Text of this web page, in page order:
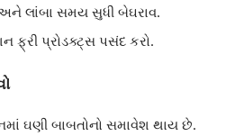
લાંબા સમય સુધી બેઘરાવ.
પ્રોડક્ટ્સ પસંદ કરો.
ઘણી બાબતોનો સમાવેશ થાય છે.